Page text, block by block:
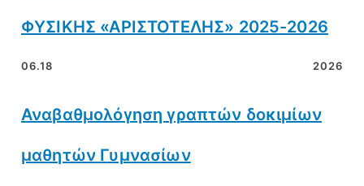
ΦΥΣΙΚΗΣ «ΑΡΙΣΤΟΤΕΛΗΣ» 2025-2026
06.18 2026
Αναβαθμολόγηση γραπτών δοκιμίων
μαθητών Γυμνασίων